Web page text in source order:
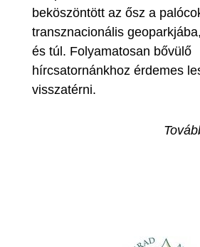
beköszöntött az ősz a
transznacionális
és túl. Folyamatosan bővülő
hírcsatornánkhoz érdemes
visszatérni.